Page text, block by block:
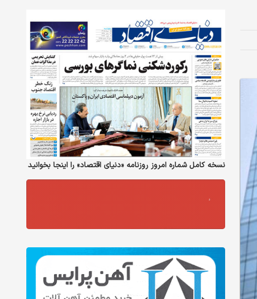
نسخه کامل شماره امروز روزنامه «دنیای‌ اقتصاد» را اینجا بخوانید